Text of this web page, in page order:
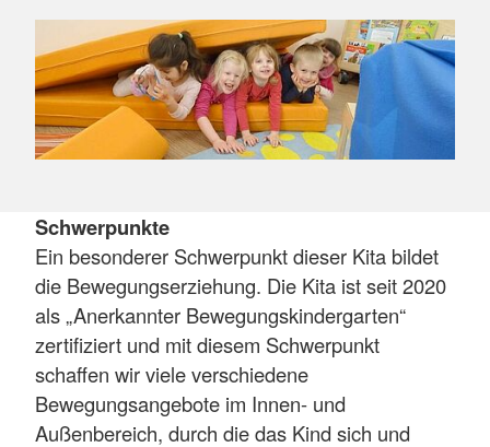
Schwerpunkte
Ein besonderer Schwerpunkt dieser Kita bildet
die Bewegungserziehung. Die Kita ist seit 2020
als „Anerkannter Bewegungskindergarten“
zertifiziert und mit diesem Schwerpunkt
schaffen wir viele verschiedene
Bewegungsangebote im Innen- und
Außenbereich, durch die das Kind sich und